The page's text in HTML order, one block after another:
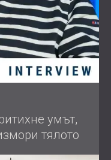
умът,
тялото